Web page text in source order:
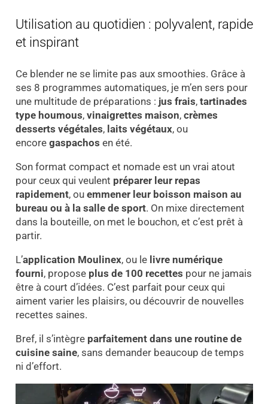
Utilisation au quotidien : polyvalent, rapide
et inspirant
Ce blender ne se limite pas aux smoothies. Grâce à
ses 8 programmes automatiques, je m’en sers pour
une multitude de préparations : jus frais, tartinades
type houmous, vinaigrettes maison, crèmes
desserts végétales, laits végétaux, ou
encore gaspachos en été.
Son format compact et nomade est un vrai atout
pour ceux qui veulent préparer leur repas
rapidement, ou emmener leur boisson maison au
bureau ou à la salle de sport. On mixe directement
dans la bouteille, on met le bouchon, et c’est prêt à
partir.
L’application Moulinex, ou le livre numérique
fourni, propose plus de 100 recettes pour ne jamais
être à court d’idées. C’est parfait pour ceux qui
aiment varier les plaisirs, ou découvrir de nouvelles
recettes saines.
Bref, il s’intègre parfaitement dans une routine de
cuisine saine, sans demander beaucoup de temps
ni d’effort.